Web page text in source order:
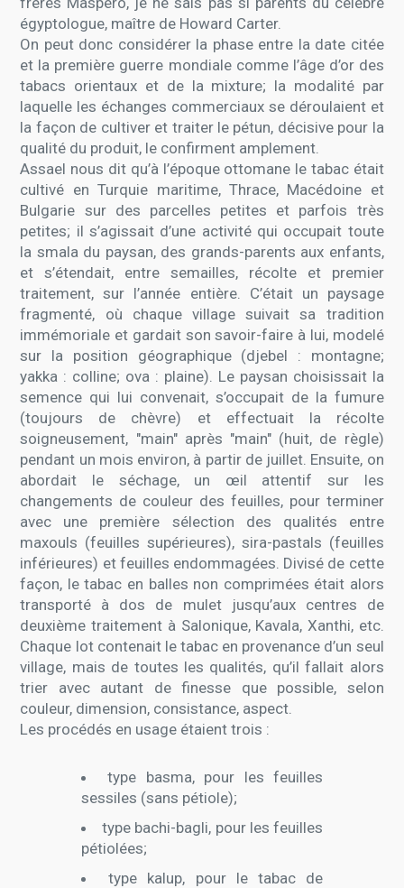
égyptologue, maître de Howard Carter.
On peut donc considérer la phase entre la date citée
et la première guerre mondiale comme l’âge d’or des
tabacs orientaux et de la mixture; la modalité par
laquelle les échanges commerciaux se déroulaient et
la façon de cultiver et traiter le pétun, décisive pour la
qualité du produit, le confirment amplement.
Assael nous dit qu’à l’époque ottomane le tabac était
cultivé en Turquie maritime, Thrace, Macédoine et
Bulgarie sur des parcelles petites et parfois très
petites; il s’agissait d’une activité qui occupait toute
la smala du paysan, des grands-parents aux enfants,
et s’étendait, entre semailles, récolte et premier
traitement, sur l’année entière. C’était un paysage
fragmenté, où chaque village suivait sa tradition
immémoriale et gardait son savoir-faire à lui, modelé
sur la position géographique (djebel : montagne;
yakka : colline; ova : plaine). Le paysan choisissait la
semence qui lui convenait, s’occupait de la fumure
(toujours de chèvre) et effectuait la récolte
soigneusement, "main" après "main" (huit, de règle)
pendant un mois environ, à partir de juillet. Ensuite, on
abordait le séchage, un œil attentif sur les
changements de couleur des feuilles, pour terminer
avec une première sélection des qualités entre
maxouls (feuilles supérieures), sira-pastals (feuilles
inférieures) et feuilles endommagées. Divisé de cette
façon, le tabac en balles non comprimées était alors
transporté à dos de mulet jusqu’aux centres de
deuxième traitement à Salonique, Kavala, Xanthi, etc.
Chaque lot contenait le tabac en provenance d’un seul
village, mais de toutes les qualités, qu’il fallait alors
trier avec autant de finesse que possible, selon
couleur, dimension, consistance, aspect.
Les procédés en usage étaient trois :
type basma, pour les feuilles
sessiles (sans pétiole);
type bachi-bagli, pour les feuilles
pétiolées;
type kalup, pour le tabac de